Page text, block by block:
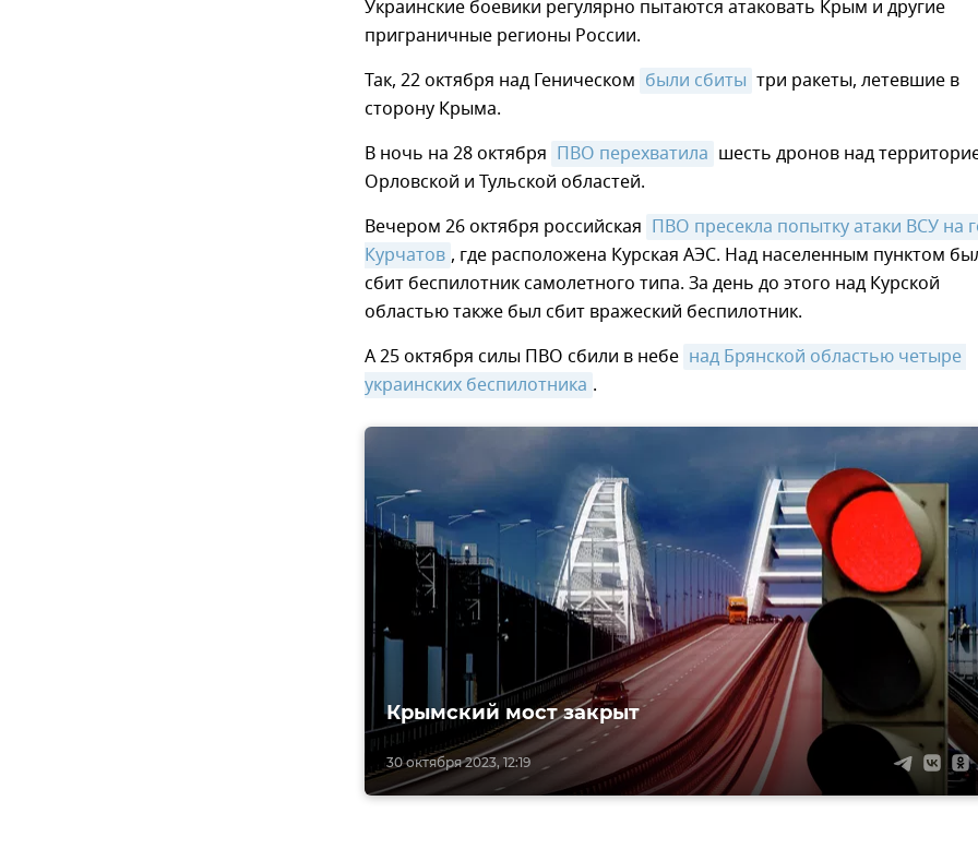
Украинские боевики регулярно пытаются атаковать Крым и другие
приграничные регионы России.
Так, 22 октября над Геническом были сбиты три ракеты, летевшие в
сторону Крыма.
В ночь на 28 октября ПВО перехватила шесть дронов над
Орловской и Тульской областей.
Вечером 26 октября российская ПВО пресекла попытку атаки ВСУ на
Курчатов , где расположена Курская АЭС. Над населенным пунктом
сбит беспилотник самолетного типа. За день до этого над Курской
областью также был сбит вражеский беспилотник.
А 25 октября силы ПВО сбили в небе над Брянской областью четыре
украинских беспилотника .
30 октября 2023, 12:19
Крымский мост закрыт